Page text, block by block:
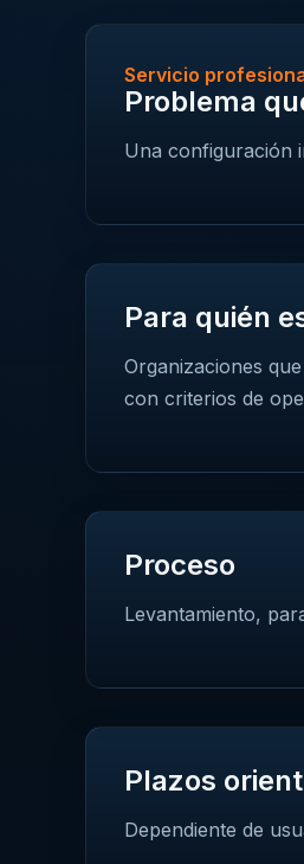
Servicio
Problema
Una configuración
Para quién
Organizaciones
con criterios de
Proceso
Levantamiento,
Plazos
Dependiente de